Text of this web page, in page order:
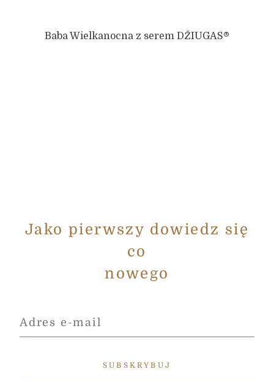
Baba Wielkanocna z serem DŽIUGAS®
Jako pierwszy dowiedz się
co
nowego